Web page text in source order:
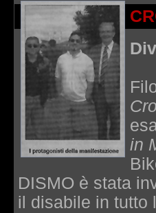
in
DISMO è stata
il disabile in tutto